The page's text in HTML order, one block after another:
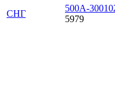
СНГ
500А-
5979